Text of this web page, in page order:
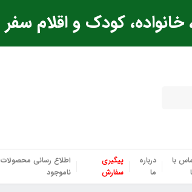
کودک و اقلام سفر
با
درباره
ما
پیگیری
سفارش
اطلاع رسانی محصولات
ناموجود